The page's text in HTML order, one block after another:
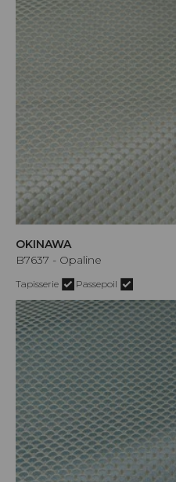
OKINAWA
B7637 - Opaline
Tapisserie Passepoil